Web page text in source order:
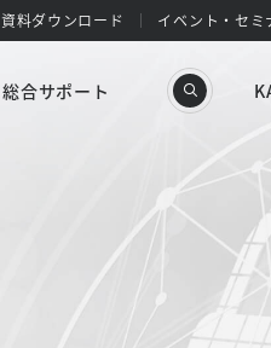
資料ダウンロード イベント・セミ
総合サポート